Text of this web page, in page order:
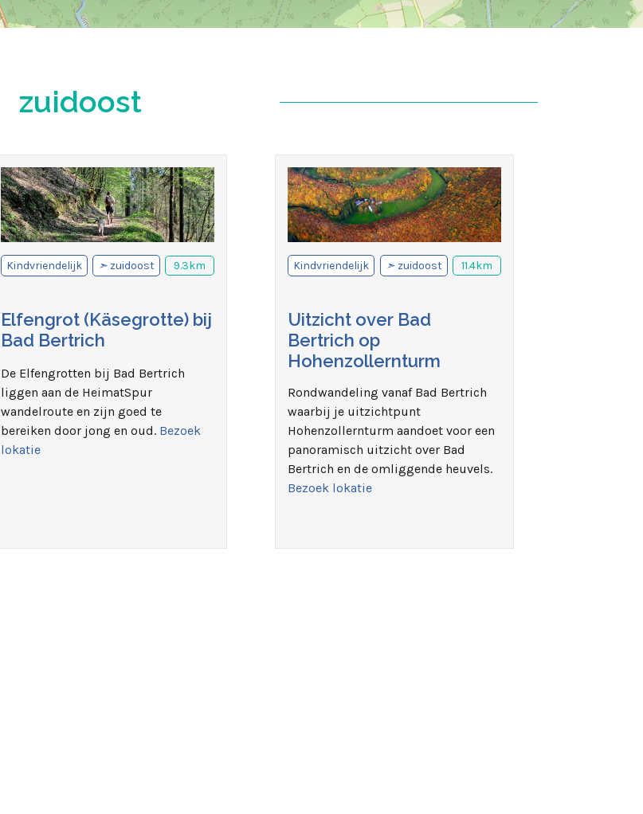
zuidoost
Kindvriendelijk ➣ zuidoost 9.3km
Elfengrot (Käsegrotte) bij
Bad Bertrich
De Elfengrotten bij Bad Bertrich
liggen aan de HeimatSpur
wandelroute en zijn goed te
bereiken door jong en oud. Bezoek
lokatie
Kindvriendelijk ➣ zuidoost 11.4km
Uitzicht over Bad
Bertrich op
Hohenzollernturm
Rondwandeling vanaf Bad Bertrich
waarbij je uitzichtpunt
Hohenzollernturm aandoet voor een
panoramisch uitzicht over Bad
Bertrich en de omliggende heuvels.
Bezoek lokatie